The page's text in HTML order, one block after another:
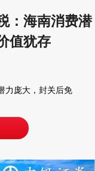
：海南消费潜
值犹存
力庞大，封关后免